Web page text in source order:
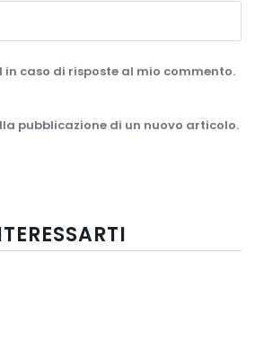
caso di risposte al mio commento.
pubblicazione di un nuovo articolo.